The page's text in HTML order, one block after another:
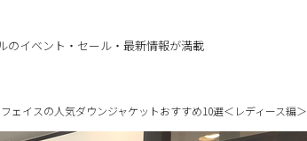
のイベント・セール・最新情報が満載
フェイスの人気ダウンジャケットおすすめ10選＜レディース編＞